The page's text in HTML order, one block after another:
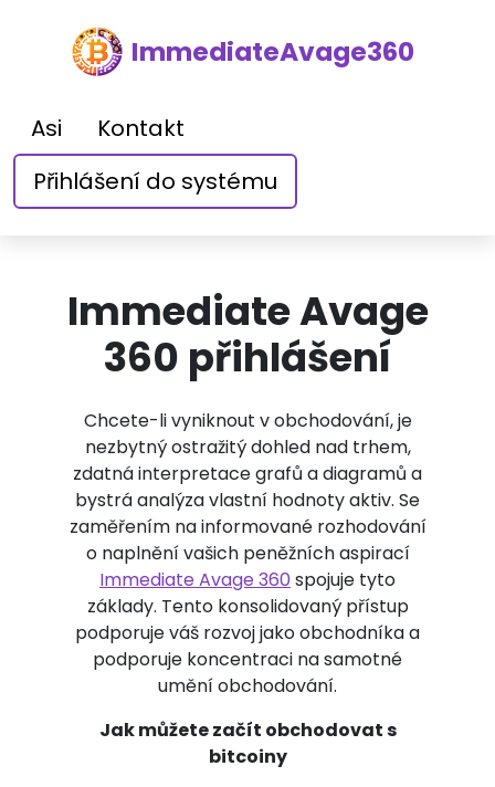
ImmediateAvage360
Asi
Kontakt
Přihlášení do systému
Immediate Avage
360 přihlášení
Chcete-li vyniknout v obchodování, je
nezbytný ostražitý dohled nad trhem,
zdatná interpretace grafů a diagramů a
bystrá analýza vlastní hodnoty aktiv. Se
zaměřením na informované rozhodování
o naplnění vašich peněžních aspirací
Immediate Avage 360 spojuje tyto
základy. Tento konsolidovaný přístup
podporuje váš rozvoj jako obchodníka a
podporuje koncentraci na samotné
umění obchodování.
Jak můžete začít obchodovat s
bitcoiny